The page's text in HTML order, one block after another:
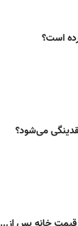
است؟
می‌شود؟